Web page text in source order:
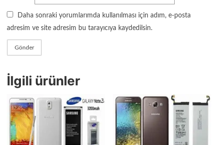
Daha sonraki yorumlarımda kullanılması için adım, e-posta
adresim ve site adresim bu tarayıcıya kaydedilsin.
İlgili ürünler